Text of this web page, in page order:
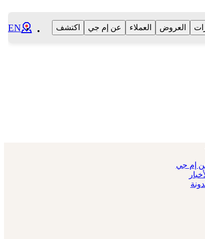
العروض العملاء عن إم جي اكتشف EN
إم جي